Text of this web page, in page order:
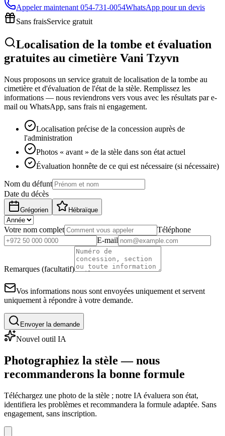
Appeler maintenant 054-731-0054WhatsApp pour un devis
Sans fraisService gratuit
Localisation de la tombe et évaluation
gratuites au cimetière Vani Tzyvn
Nous proposons un service gratuit de localisation de la tombe au
cimetière et d'évaluation de l'état de la stèle. Remplissez les
informations — nous reviendrons vers vous avec les résultats par e-
mail ou WhatsApp, sans frais ni engagement.
Localisation précise de la concession auprès de
l'administration
Photos « avant » de la stèle dans son état actuel
Évaluation honnête de ce qui est nécessaire (si nécessaire)
Nom du défunt
Date du décès
Grégorien Hébraïque
Votre nom complet
Téléphone
E-mail
Remarques (facultatif)
Vos informations nous sont envoyées uniquement et servent
uniquement à répondre à votre demande.
Envoyer la demande
Nouvel outil IA
Photographiez la stèle — nous
recommanderons la bonne formule
Téléchargez une photo de la stèle ; notre IA évaluera son état,
identifiera les problèmes et recommandera la formule adaptée. Sans
engagement, sans inscription.